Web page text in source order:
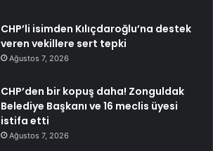
CHP’li isimden Kılıçdaroğlu’na destek
veren vekillere sert tepki
Ağustos 7, 2026
CHP’den bir kopuş daha! Zonguldak
Belediye Başkanı ve 16 meclis üyesi
istifa etti
Ağustos 7, 2026